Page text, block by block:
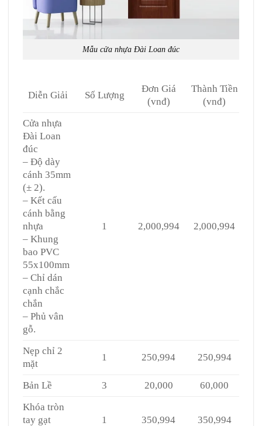
Mẫu cửa nhựa Đài Loan đúc
Diễn Giải Số Lượng
Đơn Giá
(vnđ)
Thành Tiền
(vnđ)
Cửa nhựa
Đài Loan
đúc
– Độ dày
cánh 35mm
(± 2).
– Kết cấu
cánh bằng
nhựa
– Khung
bao PVC
55x100mm
– Chỉ dán
cạnh chắc
chắn
– Phủ vân
gỗ.
1 2,000,994 2,000,994
Nẹp chỉ 2
mặt
1 250,994 250,994
Bản Lề 3 20,000
60,000
Khóa tròn
tay gạt
1 350,994 350,994